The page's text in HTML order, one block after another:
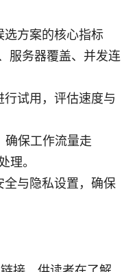
选方案的核心指标
服务器覆盖、并发连
试用，评估速度与
确保工作流量走
理。
与隐私设置，确保